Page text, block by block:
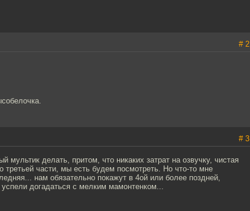
# 2
# 3
мультик делать, притом, что никаких затрат на озвучку, чистая
третьей части, мы есть будем посмотреть. Но что-то мне
нам обязательно покажут в 4ой или более поздней,
догадаться с мелким мамонтенком...